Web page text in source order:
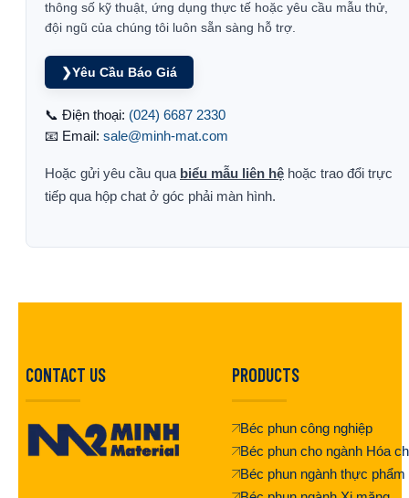
thông số kỹ thuật, ứng dụng thực tế hoặc yêu cầu mẫu thử,
đội ngũ của chúng tôi luôn sẵn sàng hỗ trợ.
❯Yêu Cầu Báo Giá
📞 Điện thoại: (024) 6687 2330
📧 Email: sale@minh-mat.com
Hoặc gửi yêu cầu qua biểu mẫu liên hệ hoặc trao đổi trực
tiếp qua hộp chat ở góc phải màn hình.
CONTACT US PRODUCTS
Béc phun công nghiệp
Béc phun cho ngành Hóa
Béc phun ngành thực phẩm